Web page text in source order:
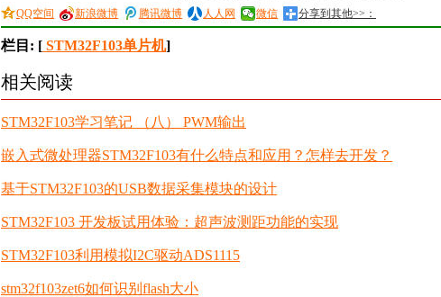
QQ空间
新浪微博 腾讯微博 人人网 微信 分享到其他>>：
栏目: [ STM32F103单片机]
相关阅读
STM32F103学习笔记 （八） PWM输出
嵌入式微处理器STM32F103有什么特点和应用？怎样去开发？
基于STM32F103的USB数据采集模块的设计
STM32F103 开发板试用体验：超声波测距功能的实现
STM32F103利用模拟I2C驱动ADS1115
stm32f103zet6如何识别flash大小